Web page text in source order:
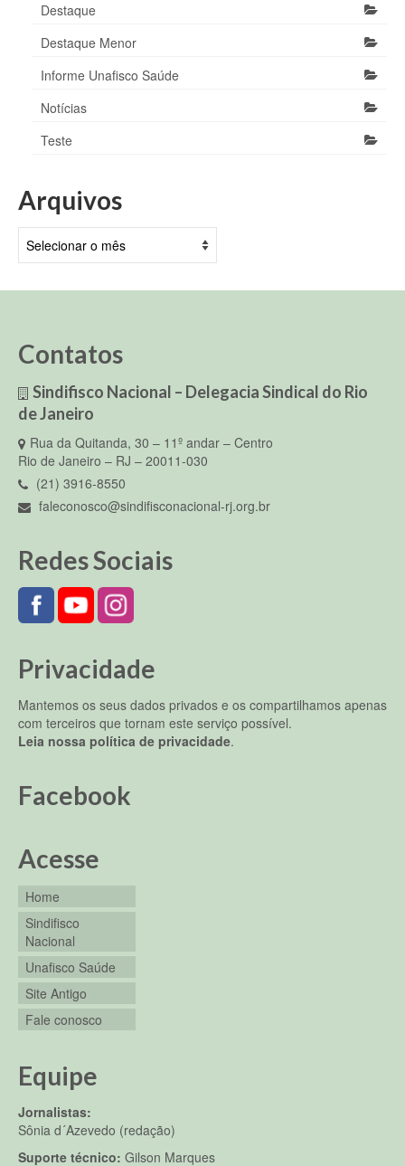
Destaque
Destaque Menor
Informe Unafisco Saúde
Notícias
Teste
Arquivos
Contatos
Sindifisco Nacional – Delegacia Sindical do Rio
de Janeiro
Rua da Quitanda, 30 – 11º andar – Centro
Rio de Janeiro – RJ – 20011-030
(21) 3916-8550
faleconosco@sindifisconacional-rj.org.br
Redes Sociais
Privacidade
Mantemos os seus dados privados e os compartilhamos apenas
com terceiros que tornam este serviço possível.
Leia nossa política de privacidade.
Facebook
Acesse
Home
Sindifisco
Nacional
Unafisco Saúde
Site Antigo
Fale conosco
Equipe
Jornalistas:
Sônia d´Azevedo (redação)
Suporte técnico: Gilson Marques